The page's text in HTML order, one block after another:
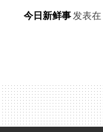
今日新鲜事 发表在